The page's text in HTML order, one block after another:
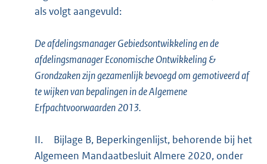
als volgt aangevuld:
De afdelingsmanager Gebiedsontwikkeling en de
afdelingsmanager Economische Ontwikkeling &
Grondzaken zijn gezamenlijk bevoegd om gemotiveerd af
te wijken van bepalingen in de Algemene
Erfpachtvoorwaarden 2013.
II.
Bijlage B, Beperkingenlijst, behorende bij het
Algemeen Mandaatbesluit Almere 2020, onder